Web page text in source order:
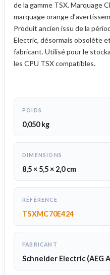
de la gamme TSX. Marquage
marquage orange
Produit ancien issu de la
Electric, désormais obsolète
fabricant. Utilisé pour le
les CPU TSX compatibles.
POIDS
0,050 kg
DIMENSIONS
8,5 × 5,5 × 2,0 cm
RÉFÉRENCE
TSXMC70E424
FABRICANT
Schneider Electric (AEG